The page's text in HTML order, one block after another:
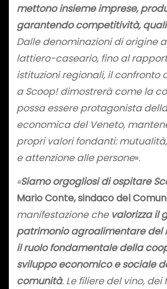
mettono insieme imprese,
garantendo competitività,
Dalle denominazioni di origine
lattiero-caseario, fino al
istituzioni regionali, il confronto
a Scoop! dimostrerà come la
possa essere protagonista
economica del Veneto,
propri valori fondanti:
e attenzione alle persone».
«Siamo orgogliosi di ospitare
Mario Conte, sindaco del
manifestazione che valorizza il
patrimonio agroalimentare del
il ruolo fondamentale della
sviluppo economico e sociale
comunità. Le filiere del vino,